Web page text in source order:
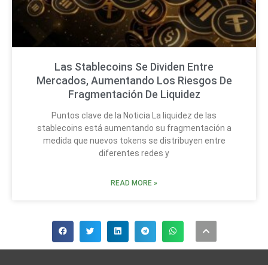
Las Stablecoins Se Dividen Entre
Mercados, Aumentando Los Riesgos De
Fragmentación De Liquidez
Puntos clave de la Noticia La liquidez de las
stablecoins está aumentando su fragmentación a
medida que nuevos tokens se distribuyen entre
diferentes redes y
READ MORE »